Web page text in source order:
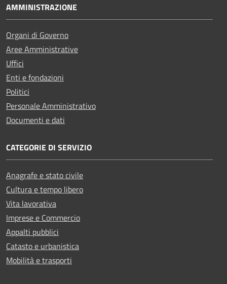
AMMINISTRAZIONE
Organi di Governo
Aree Amministrative
Uffici
Enti e fondazioni
Politici
Personale Amministrativo
Documenti e dati
CATEGORIE DI SERVIZIO
Anagrafe e stato civile
Cultura e tempo libero
Vita lavorativa
Imprese e Commercio
Appalti pubblici
Catasto e urbanistica
Mobilità e trasporti